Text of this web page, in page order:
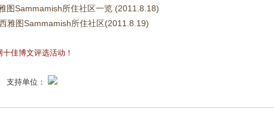
图Sammamish所住社区一览 (2011.8.18)
雅图Sammamish所住社区(2011.8.19)
佳博文评选活动！
支持单位：